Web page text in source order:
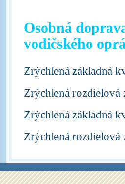
Osobná
vodičského
Zrýchlená základná
Zrýchlená
Zrýchlená základná
Zrýchlená